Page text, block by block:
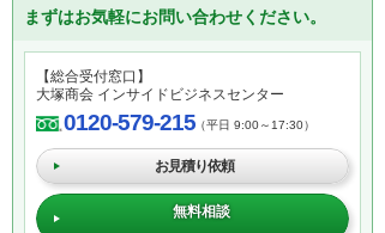
まずはお気軽にお問い合わせください。
【総合受付窓口】
大塚商会 インサイドビジネスセンター
0120-579-215（平日 9:00～17:30）
お見積り依頼
無料相談